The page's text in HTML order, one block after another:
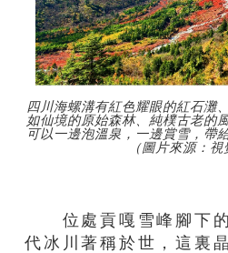
四川海螺溝有紅色耀眼的紅石灘
如仙境的原始森林、純樸古老的
可以一邊泡溫泉，一邊賞雪，帶
（圖片來源：視
位處貢嘎雪峰腳下的
代冰川著稱於世，這裏